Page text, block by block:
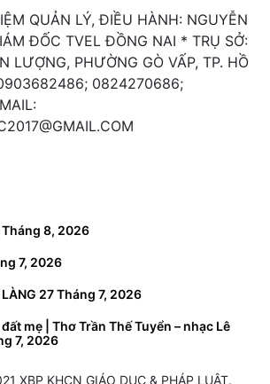
QUẢN LÝ, ĐIỀU HÀNH: NGUYỄN
ĐỐC TVEL ĐỒNG NAI * TRỤ SỞ:
LƯỢNG, PHƯỜNG GÒ VẤP, TP. HỒ
0824270686;
Tháng 8, 2026
7, 2026
27 Tháng 7, 2026
mẹ | Thơ Trần Thế Tuyển – nhạc Lê
7, 2026
XBP KHCN GIÁO DỤC & PHÁP LUẬT.